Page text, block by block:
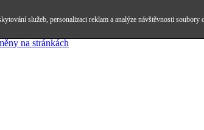
na stránkách
služeb, personalizaci reklam a analýze návštěvnosti